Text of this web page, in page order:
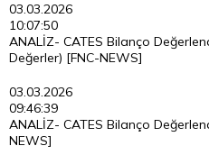
03.03.2026
10:07:50
ANALİZ- CATES Bilanço
Değerler) [FNC-NEWS]
03.03.2026
09:46:39
ANALİZ- CATES Bilanço
NEWS]